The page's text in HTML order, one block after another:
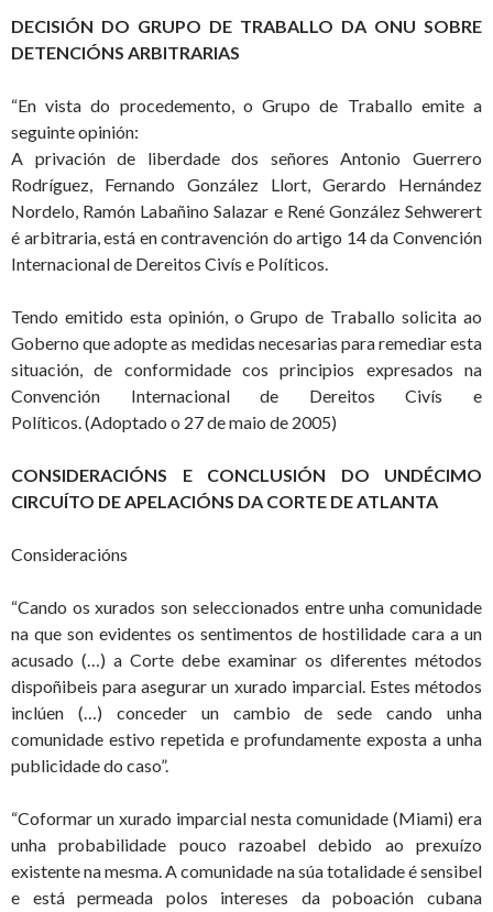
DECISIÓN DO GRUPO DE TRABALLO DA ONU SOBRE
DETENCIÓNS ARBITRARIAS
“En vista do procedemento, o Grupo de Traballo emite a
seguinte opinión:
A privación de liberdade dos señores Antonio Guerrero
Rodríguez, Fernando González Llort, Gerardo Hernández
Nordelo, Ramón Labañino Salazar e René González Sehwerert
é arbitraria, está en contravención do artigo 14 da Convención
Internacional de Dereitos Civís e Políticos.
Tendo emitido esta opinión, o Grupo de Traballo solicita ao
Goberno que adopte as medidas necesarias para remediar esta
situación, de conformidade cos principios expresados na
Convención Internacional de Dereitos Civís e
Políticos. (Adoptado o 27 de maio de 2005)
CONSIDERACIÓNS E CONCLUSIÓN DO UNDÉCIMO
CIRCUÍTO DE APELACIÓNS DA CORTE DE ATLANTA
Consideracións
“Cando os xurados son seleccionados entre unha comunidade
na que son evidentes os sentimentos de hostilidade cara a un
acusado (…) a Corte debe examinar os diferentes métodos
dispoñibeis para asegurar un xurado imparcial. Estes métodos
inclúen (…) conceder un cambio de sede cando unha
comunidade estivo repetida e profundamente exposta a unha
publicidade do caso”.
“Coformar un xurado imparcial nesta comunidade (Miami) era
unha probabilidade pouco razoabel debido ao prexuízo
existente na mesma. A comunidade na súa totalidade é sensibel
e está permeada polos intereses da poboación cubana